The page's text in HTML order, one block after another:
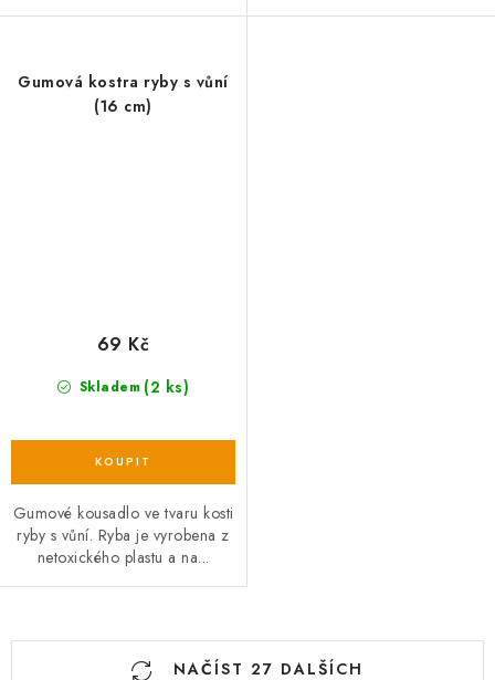
Gumová kostra ryby s vůní
(16 cm)
Skladem (2 ks)
69 Kč
Gumové kousadlo ve tvaru kosti
ryby s vůní. Ryba je vyrobena z
netoxického plastu a na...
O
NAČÍST 27 DALŠÍCH